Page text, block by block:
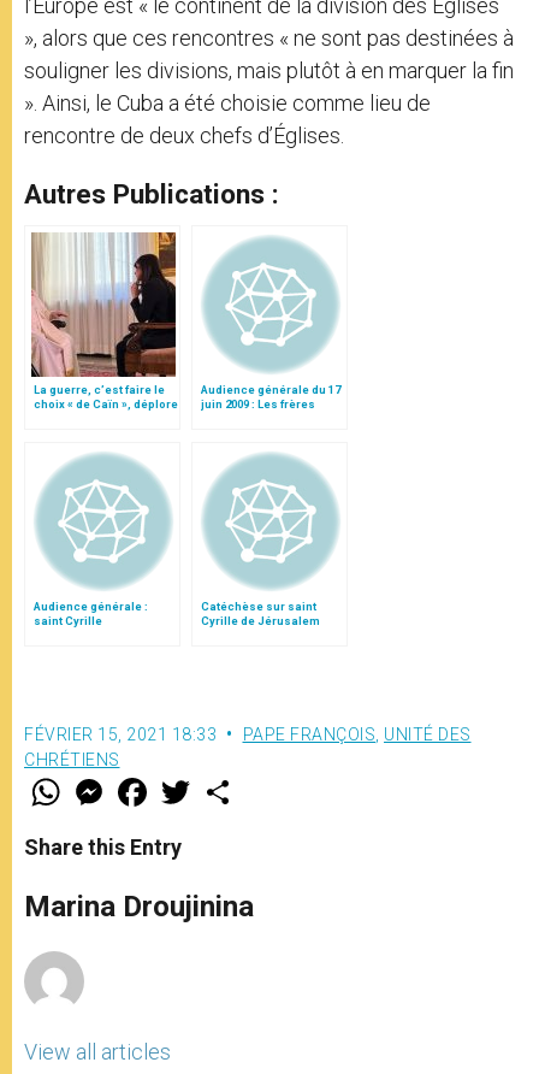
l’Europe est « le continent de la division des Églises
», alors que ces rencontres « ne sont pas destinées à
souligner les divisions, mais plutôt à en marquer la fin
». Ainsi, le Cuba a été choisie comme lieu de
rencontre de deux chefs d’Églises.
Autres Publications :
La guerre, c’est faire le
choix « de Caïn », déplore
Audience générale du 17
juin 2009 : Les frères
Audience générale :
saint Cyrille
Catéchèse sur saint
Cyrille de Jérusalem
FÉVRIER 15, 2021 18:33 PAPE FRANÇOIS UNITÉ DES
CHRÉTIENS
W
t
s
p
p
M
e
s
e
g
e
F
a
e
b
o
k
w
r
Share this Entry
Marina Droujinina
View all articles